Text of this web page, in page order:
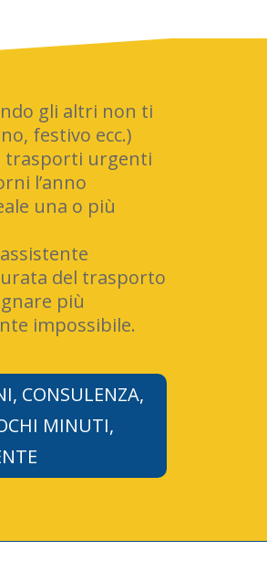
gli altri non ti
festivo ecc.)
trasporti urgenti
l’anno
una o più
del trasporto
più
impossibile.
CONSULENZA,
MINUTI,